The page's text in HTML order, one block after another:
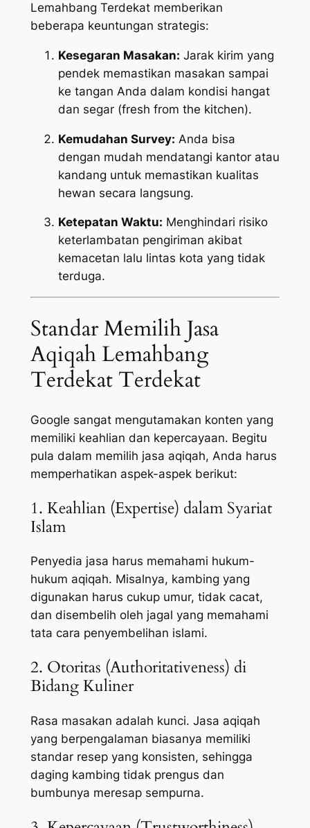
Lemahbang Terdekat memberikan
beberapa keuntungan strategis:
Kesegaran Masakan: Jarak kirim yang
pendek memastikan masakan sampai
ke tangan Anda dalam kondisi hangat
dan segar (fresh from the kitchen).
Kemudahan Survey: Anda bisa
dengan mudah mendatangi kantor atau
kandang untuk memastikan kualitas
hewan secara langsung.
Ketepatan Waktu: Menghindari risiko
keterlambatan pengiriman akibat
kemacetan lalu lintas kota yang tidak
terduga.
Standar Memilih Jasa
Aqiqah Lemahbang
Terdekat Terdekat
Google sangat mengutamakan konten yang
memiliki keahlian dan kepercayaan. Begitu
pula dalam memilih jasa aqiqah, Anda harus
memperhatikan aspek-aspek berikut:
1. Keahlian (Expertise) dalam Syariat
Islam
Penyedia jasa harus memahami hukum-
hukum aqiqah. Misalnya, kambing yang
digunakan harus cukup umur, tidak cacat,
dan disembelih oleh jagal yang memahami
tata cara penyembelihan islami.
2. Otoritas (Authoritativeness) di
Bidang Kuliner
Rasa masakan adalah kunci. Jasa aqiqah
yang berpengalaman biasanya memiliki
standar resep yang konsisten, sehingga
daging kambing tidak prengus dan
bumbunya meresap sempurna.